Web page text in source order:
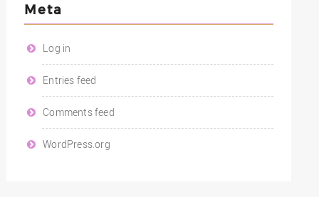
Meta
Log in
Entries feed
Comments feed
WordPress.org